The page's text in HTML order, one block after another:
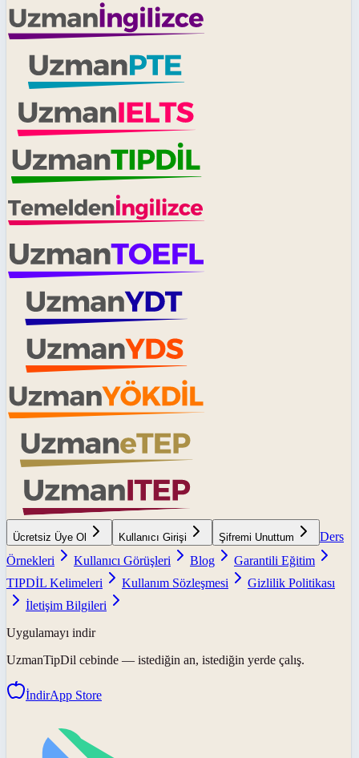
Ücretsiz Üye Ol Kullanıcı Girişi Şifremi Unuttum
Ders
Örnekleri
Kullanıcı Görüşleri Blog
Garantili Eğitim
TIPDİL Kelimeleri
Kullanım Sözleşmesi
Gizlilik Politikası
İletişim Bilgileri
Uygulamayı indir
UzmanTipDil cebinde — istediğin an, istediğin yerde çalış.
İndirApp Store